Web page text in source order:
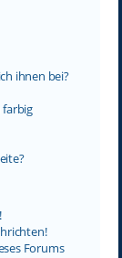
ihnen bei?
farbig
Forums